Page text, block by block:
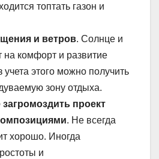
топтать газон и
и ветров. Солнце и
на комфорт и развитие
учета этого можно получить
зону отдыха.
проект
. Не всегда
хорошо. Иногда
и